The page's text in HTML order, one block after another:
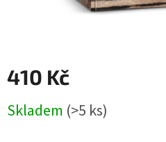
410 Kč
cena:
Skladem (>5 ks)